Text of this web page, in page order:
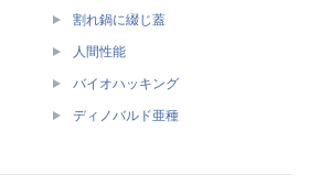
割れ鍋に綴じ蓋
人間性能
バイオハッキング
ディノバルド亜種